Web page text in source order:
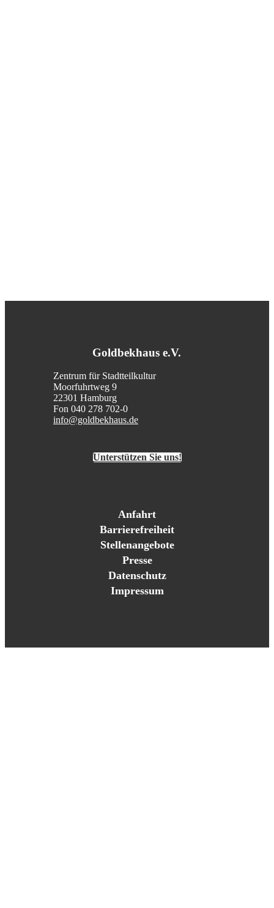
Goldbekhaus e.V.
Zentrum für Stadtteilkultur
Moorfuhrtweg 9
22301 Hamburg
Fon 040 278 702-0
info@goldbekhaus.de
Unterstützen Sie uns!
Anfahrt
Barrierefreiheit
Stellenangebote
Presse
Datenschutz
Impressum